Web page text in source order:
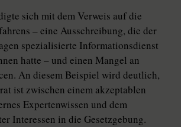
sich mit dem Verweis auf die
– eine Ausschreibung, die der
spezialisierte Informationsdienst
hatte – und einen Mangel an
An diesem Beispiel wird deutlich,
ist zwischen einem akzeptablen
Expertenwissen und dem
Interessen in die Gesetzgebung.